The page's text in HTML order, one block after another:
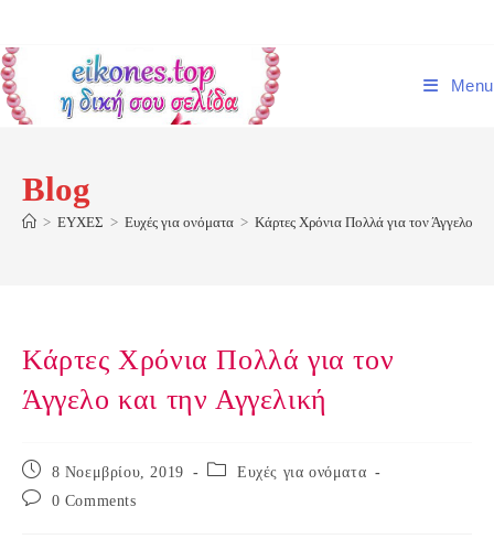
content
Menu
Blog
> ΕΥΧΕΣ > Ευχές για ονόματα > Κάρτες Χρόνια Πολλά για τον Άγγελο
Κάρτες Χρόνια Πολλά για τον
Άγγελο και την Αγγελική
Post
published:
8 Νοεμβρίου, 2019
Post Ευχές για ονόματα
Post
0 Comments